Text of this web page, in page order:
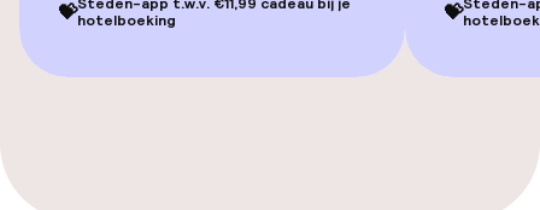
Overal rolstoeltoegankelijk
💝hotelboeking
💝